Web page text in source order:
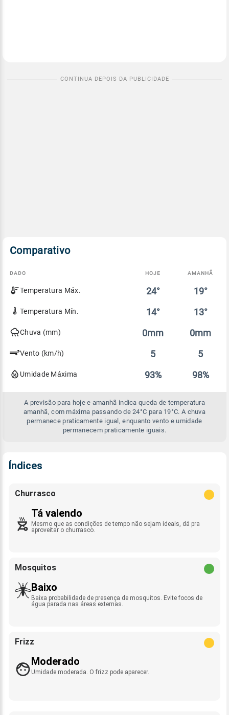
Comparativo
Comparativo
entre
previsão
hoje
DADO HOJE AMANHÃ
Temperatura Máx. 24° 19°
Temperatura Mín. 14° 13°
Chuva (mm) 0mm 0mm
Vento (km/h) 5 5
Umidade Máxima 93% 98%
A previsão para hoje e amanhã indica queda de temperatura
amanhã, com máxima passando de 24°C para 19°C. A chuva
permanece praticamente igual, enquanto vento e umidade
permanecem praticamente iguais.
Índices
Churrasco
Tá valendo
Mesmo que as condições de tempo não sejam ideais, dá pra
aproveitar o churrasco.
Mosquitos
Baixo
Baixa probabilidade de presença de mosquitos. Evite focos de
água parada nas áreas externas.
Frizz
Moderado
Umidade moderada. O frizz pode aparecer.